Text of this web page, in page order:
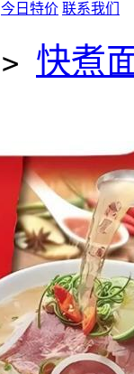
今日特价 联系我们
> 快煮